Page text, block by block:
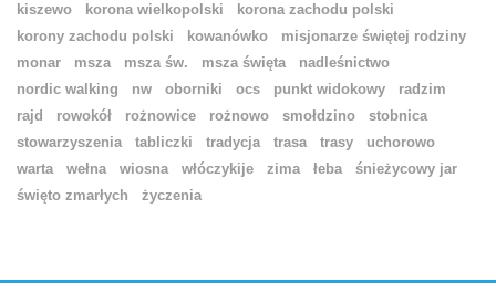
kiszewo
korona wielkopolski
korona zachodu polski
korony zachodu polski
kowanówko
misjonarze świętej rodziny
monar
msza msza św. msza święta
nadleśnictwo
nordic walking
nw oborniki ocs punkt widokowy
radzim
rajd
rowokół rożnowice rożnowo smołdzino
stobnica
stowarzyszenia
tabliczki tradycja trasa trasy
uchorowo
warta
wełna wiosna włóczykije zima łeba
śnieżycowy jar
święto zmarłych
życzenia